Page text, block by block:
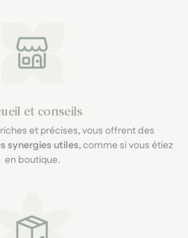
et conseils
et précises, vous offrent des
synergies utiles, comme si vous étiez
en boutique.